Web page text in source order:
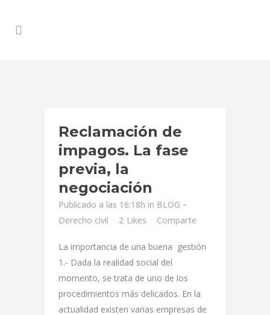
Reclamación de
impagos. La fase
previa, la
negociación
Publicado a las 16:18h in BLOG –
Derecho civil
2 Likes Comparte
La importancia de una buena gestión
1.- Dada la realidad social del
momento, se trata de uno de los
procedimientos más delicados. En la
actualidad existen varias empresas de